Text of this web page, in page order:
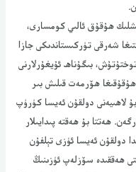
ب د ت كىشلىك ھۇقۇق ئالىي كومسارى،
شەرقى تۈركىستاندىكى جازا
بىگۇناھ ئۇيغۇرلارنى
ھۆرمەت قىلىش بىر
لاھىيەنى دولقۇن ئەيسا كۈرۈپ
ھەتتا بۇ ھەقتە پىدايىلار
دولقۇن ئەيسا ئۈزى تېلفۇن
ھەققىدە سۆزلەپ ئۈزىنىڭ